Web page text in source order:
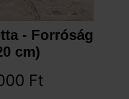
- Forróság
cm)
Ft